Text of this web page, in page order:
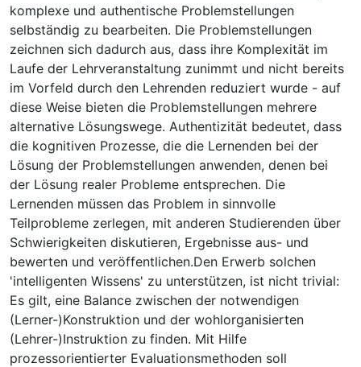
komplexe und authentische Problemstellungen
selbständig zu bearbeiten. Die Problemstellungen
zeichnen sich dadurch aus, dass ihre Komplexität im
Laufe der Lehrveranstaltung zunimmt und nicht bereits
im Vorfeld durch den Lehrenden reduziert wurde - auf
diese Weise bieten die Problemstellungen mehrere
alternative Lösungswege. Authentizität bedeutet, dass
die kognitiven Prozesse, die die Lernenden bei der
Lösung der Problemstellungen anwenden, denen bei
der Lösung realer Probleme entsprechen. Die
Lernenden müssen das Problem in sinnvolle
Teilprobleme zerlegen, mit anderen Studierenden über
Schwierigkeiten diskutieren, Ergebnisse aus- und
bewerten und veröffentlichen.Den Erwerb solchen
'intelligenten Wissens' zu unterstützen, ist nicht trivial:
Es gilt, eine Balance zwischen der notwendigen
(Lerner-)Konstruktion und der wohlorganisierten
(Lehrer-)Instruktion zu finden. Mit Hilfe
prozessorientierter Evaluationsmethoden soll